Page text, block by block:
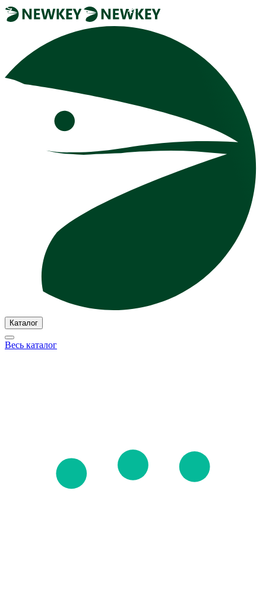
Каталог
Весь каталог